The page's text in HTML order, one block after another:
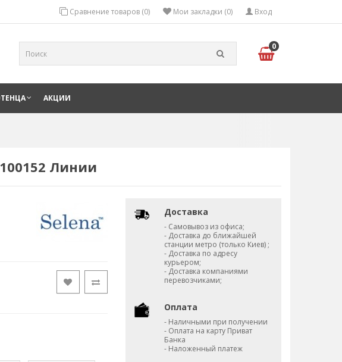
Вход
Мои закладки (0)
Сравнение товаров (0)
0
АКЦИИ
Линии
Доставка
- Самовывоз из офиса;
- Доставка до ближайшей
станции метро (только Киев) ;
- Доставка по адресу
курьером;
- Доставка компаниями
перевозчиками;
Оплата
- Наличными при получении
- Оплата на карту Приват
Банка
- Наложенный платеж